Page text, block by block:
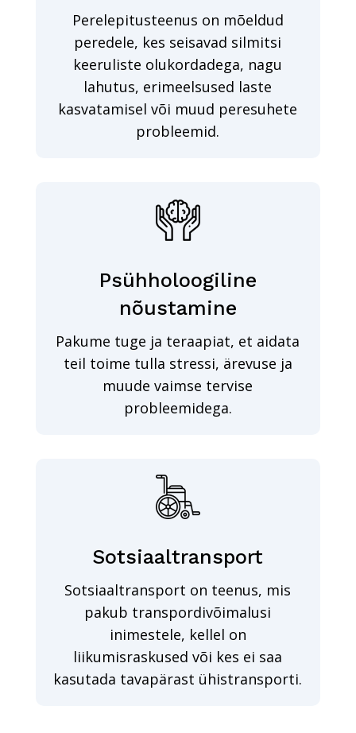
Perelepitusteenus on mõeldud
peredele, kes seisavad silmitsi
keeruliste olukordadega, nagu
lahutus, erimeelsused laste
kasvatamisel või muud peresuhete
probleemid.
Psühholoogiline
nõustamine
Pakume tuge ja teraapiat, et aidata
teil toime tulla stressi, ärevuse ja
muude vaimse tervise
probleemidega.
Sotsiaaltransport
Sotsiaaltransport on teenus, mis
pakub transpordivõimalusi
inimestele, kellel on
liikumisraskused või kes ei saa
kasutada tavapärast ühistransporti.